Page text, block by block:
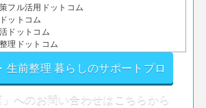
フル活用ドットコム
ットコム
ドットコム
理ドットコム
生前整理 暮らしのサポートプロ
へのお問い合わせはこちらから